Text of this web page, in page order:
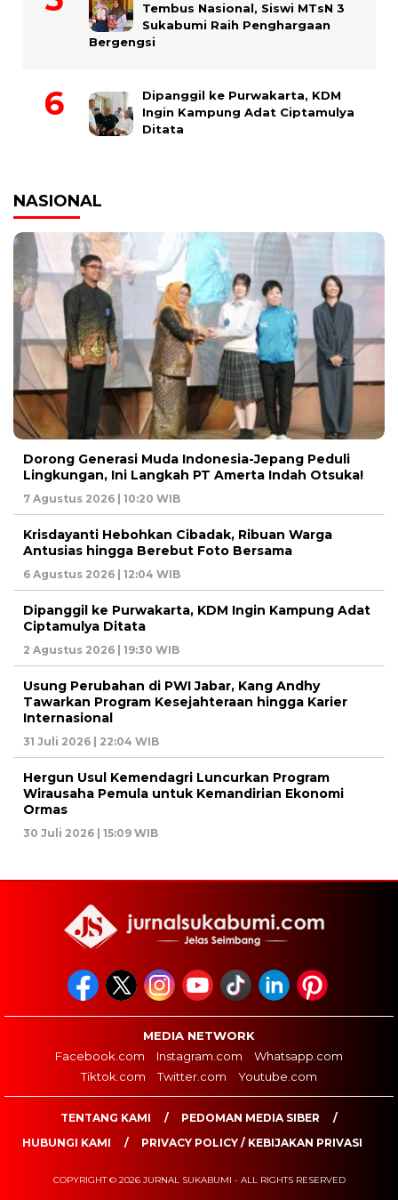
Tembus Nasional, Siswi MTsN 3
Sukabumi Raih Penghargaan
Bergengsi
Dipanggil ke Purwakarta, KDM
Ingin Kampung Adat Ciptamulya
Ditata
NASIONAL
Dorong Generasi Muda Indonesia-Jepang Peduli
Lingkungan, Ini Langkah PT Amerta Indah Otsuka!
7 Agustus 2026 | 10:20 WIB
Krisdayanti Hebohkan Cibadak, Ribuan Warga
Antusias hingga Berebut Foto Bersama
6 Agustus 2026 | 12:04 WIB
Dipanggil ke Purwakarta, KDM Ingin Kampung Adat
Ciptamulya Ditata
2 Agustus 2026 | 19:30 WIB
Usung Perubahan di PWI Jabar, Kang Andhy
Tawarkan Program Kesejahteraan hingga Karier
Internasional
31 Juli 2026 | 22:04 WIB
Hergun Usul Kemendagri Luncurkan Program
Wirausaha Pemula untuk Kemandirian Ekonomi
Ormas
30 Juli 2026 | 15:09 WIB
MEDIA NETWORK
Facebook.com
Instagram.com
Whatsapp.com
Tiktok.com
Twitter.com Youtube.com
TENTANG KAMI
PEDOMAN MEDIA SIBER
HUBUNGI KAMI
PRIVACY POLICY / KEBIJAKAN PRIVASI
COPYRIGHT © 2026 JURNAL SUKABUMI - ALL RIGHTS RESERVED